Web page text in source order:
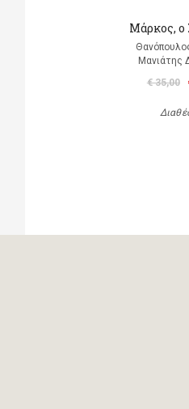
Μάρκος, ο
Μανιάτης
€ 35,00